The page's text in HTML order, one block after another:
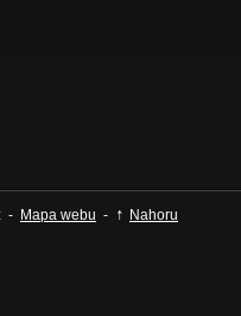
- Mapa webu - ↑ Nahoru